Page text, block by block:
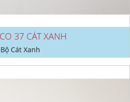
37 CÁT XANH
Bộ Cát Xanh